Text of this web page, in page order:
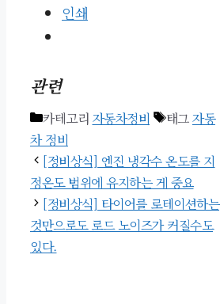
인쇄
관련
카테고리 자동차정비 태그자동
차 정비
[정비상식] 엔진 냉각수 온도를 지
정온도 범위에 유지하는 게 중요
[정비상식] 타이어를 로테이션하는
것만으로도 로드 노이즈가 커질수도
있다.